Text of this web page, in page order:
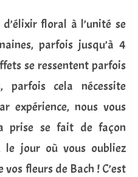
floral à l’unité se
parfois jusqu’à 4
se ressentent parfois
parfois cela nécessite
expérience, nous vous
prise se fait de façon
le jour où vous oubliez
fleurs de Bach ! C’est